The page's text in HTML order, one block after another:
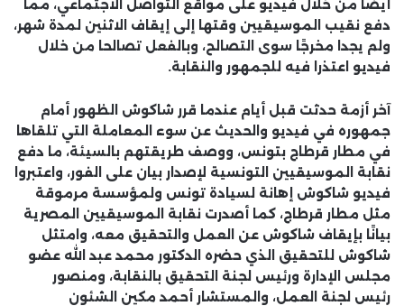
أيضًا من خلال فيديو على مواقع التواصل الاجتماعي، مما
دفع نقيب الموسيقيين وقتها إلى إيقاف الاثنين لمدة شهر،
ولم يجدا مخرجًا سوى التصالح، وبالفعل تصالحا من خلال
فيديو اعتذرا فيه للجمهور والنقابة.
آخر أزمة حدثت قبل أيام عندما قرر شاكوش الظهور أمام
جمهوره في فيديو والحديث عن سوء المعاملة التي تلقاها
في مطار قرطاج بتونس، ووصف طريقتهم بالسيئة، ما دفع
نقابة الموسيقيين التونسية لإصدار بيان على الفور، واعتبروا
فيديو شاكوش إهانة لسيادة تونس ولمؤسسة مرموقة
مثل مطار قرطاج، كما أصدرت نقابة الموسيقيين المصرية
بيانًا بإيقاف شاكوش عن العمل والتحقيق معه، وامتثل
شاكوش للتحقيق الذي حضره الدكتور محمد عبد الله عضو
مجلس الإدارة ورئيس لجنة التحقيق بالنقابة، ومنصور
رئيس لجنة العمل، والمستشار أحمد مكين الشئون